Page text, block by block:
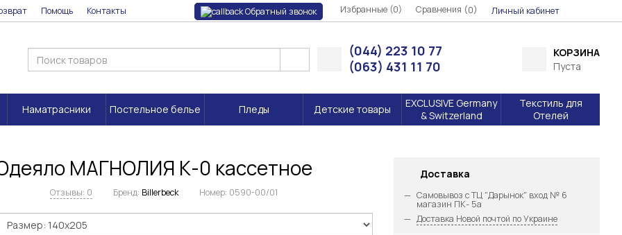
Помощь Контакты Обратный звонок Избранные (0) Сравнения (0) Личный кабинет
(044) 223 10 77
(063) 431 11 70
КОРЗИНА
Пуста
Наматрасники Постельное белье Пледы Детские товары
EXCLUSIVE Germany
& Switzerland
Текстиль для
Отелей
МАГНОЛИЯ К-0 кассетное
Отзывы: 0 Бренд: Billerbeck Номер: 0590-00/01
Доставка
Самовывоз с ТЦ "Дарынок" вход № 6
магазин ПК- 5а
Доставка Новой почтой по Украине